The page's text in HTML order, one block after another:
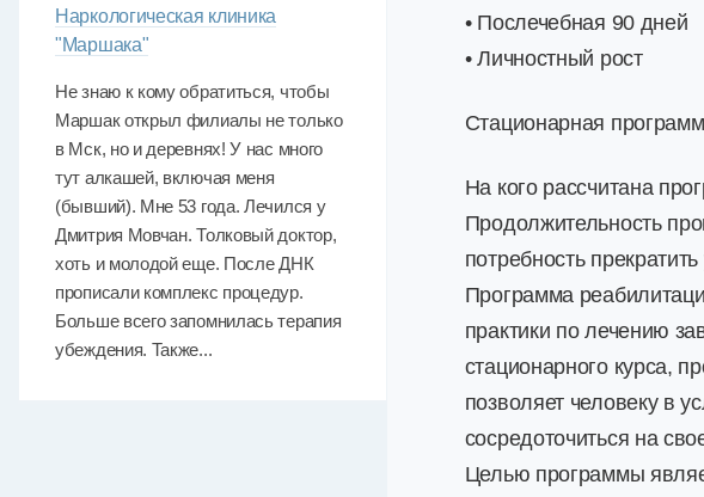
• Послечебная 90 дней
• Личностный рост
Стационарная
На кого рассчитана
Продолжительность
потребность
Программа
практики по лечению
стационарного курса,
позволяет человеку в
сосредоточиться на
Целью программы
Наркологическая клиника
"Маршака"
Не знаю к кому обратиться, чтобы
Маршак открыл филиалы не только
в Мск, но и деревнях! У нас много
тут алкашей, включая меня
(бывший). Мне 53 года. Лечился у
Дмитрия Мовчан. Толковый доктор,
хоть и молодой еще. После ДНК
прописали комплекс процедур.
Больше всего запомнилась терапия
убеждения. Также...